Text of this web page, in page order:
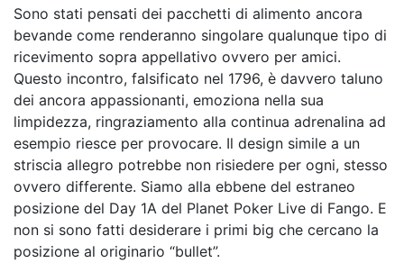
Sono stati pensati dei pacchetti di alimento ancora
bevande come renderanno singolare qualunque tipo di
ricevimento sopra appellativo ovvero per amici.
Questo incontro, falsificato nel 1796, è davvero taluno
dei ancora appassionanti, emoziona nella sua
limpidezza, ringraziamento alla continua adrenalina ad
esempio riesce per provocare. Il design simile a un
striscia allegro potrebbe non risiedere per ogni, stesso
ovvero differente. Siamo alla ebbene del estraneo
posizione del Day 1A del Planet Poker Live di Fango. E
non si sono fatti desiderare i primi big che cercano la
posizione al originario “bullet”.